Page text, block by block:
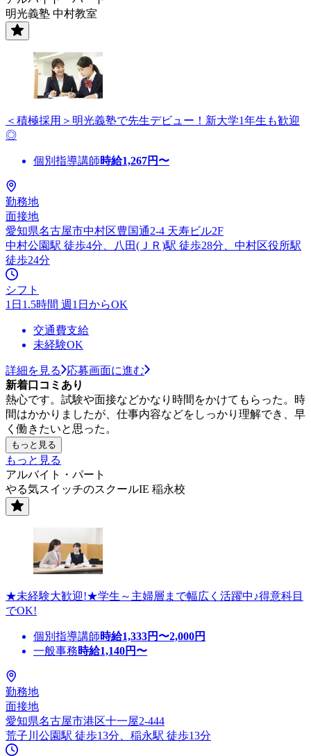
明光義塾 中村教室
＜積極採用＞明光義塾で先生デビュー！新大学1年生も歓迎
◎
個別指導講師時給1,267円〜
勤務地
面接地
愛知県名古屋市中村区豊国通2-4 天寿ビル2F
中村公園駅 徒歩4分、八田(ＪＲ)駅 徒歩28分、中村区役所駅
徒歩24分
シフト
1日1.5時間 週1日からOK
交通費支給
未経験OK
詳細を見る
応募画面に進む
新着口コミあり
熱心です。試験や面接などかなり時間をかけてもらった。時
間はかかりましたが、仕事内容などをしっかり理解でき、早
く働きたいと思った。
もっと見る
もっと見る
アルバイト・パート
やる気スイッチのスクールIE 稲永校
★未経験大歓迎!★学生～主婦層まで幅広く活躍中♪得意科目
でOK!
個別指導講師時給1,333円〜2,000円
一般事務時給1,140円〜
勤務地
面接地
愛知県名古屋市港区十一屋2-444
荒子川公園駅 徒歩13分、稲永駅 徒歩13分